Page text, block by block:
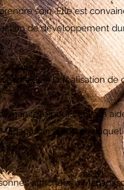
soin. Elle est
de développement
en aide à la réalisation de
pour venir en
au cours
attachées à